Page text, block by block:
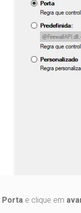
Porta e clique em